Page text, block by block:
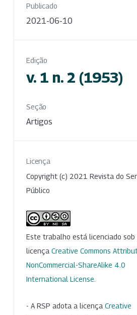
Publicado
2021-06-10
Edição
v. 1 n. 2 (1953)
Seção
Artigos
Licença
Copyright (c) 2021 Revista do
Público
Este trabalho está licenciado sob
licença Creative Commons
NonCommercial-ShareAlike 4.0
International License
- A RSP adota a licença Creative